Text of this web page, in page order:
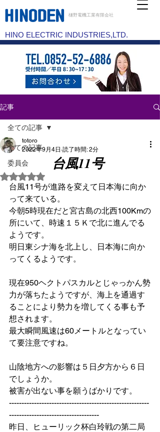
樋野電機工業有限会社
HINO ELECTRIC INDUSTRIES,LTD.
記事
全ての記事
委員会
全ての記事
台風11号
totoro
2022年9月4日 読了時間: 2分
5つ星のうちNaNと評価されています。
台風11号が進路を変えて日本海に向か
って来ている。
今朝5時現在だと宮古島の北西100Kmの
所にいて、時速１５Ｋで北に進んでる
ようです。
明日東シナ海を北上し、日本海に向か
ってくるようです。
現在950ヘクトパスカルとじゃっかん勢
力が落ちたようですが、海上を通過す
ることにより勢力を増してくる事も予
想されます。
最大瞬間風速は60メートルとなってい
て要注意ですね。
山陰地方への影響は５日夕方から６日
でしょうか。
被害が出ない事を願うばかりです。
--------------------------------------------------------
------------------------------------
昨日、ヒューリック杯白玲戦の第二局